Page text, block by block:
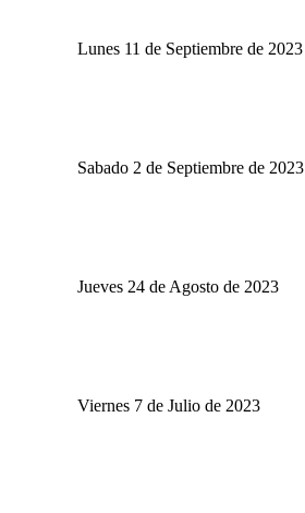
Lunes 11 de Septiembre de 2023
Sabado 2 de Septiembre de 2023
Jueves 24 de Agosto de 2023
Viernes 7 de Julio de 2023